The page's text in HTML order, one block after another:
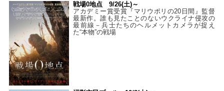
戦場0地点 9/26(土)～
アカデミー賞受賞『マリウポリの20日間』監督
最新作。誰も見たことのないウクライナ侵攻の
最前線－兵士たちのヘルメットカメラが捉え
た“本物”の戦場